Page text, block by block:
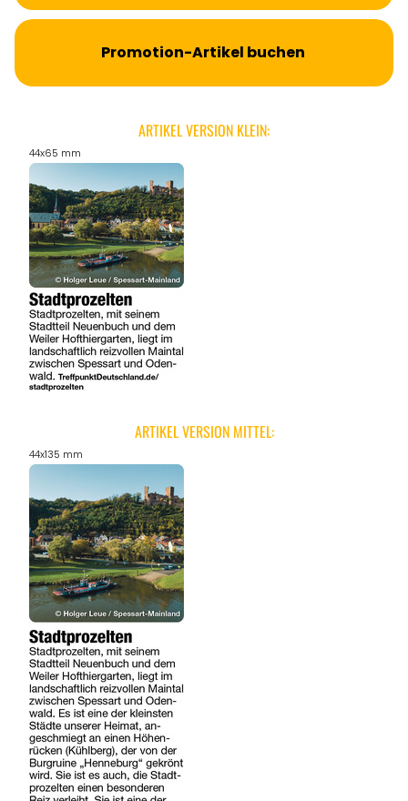
Promotion-Artikel buchen
ARTIKEL VERSION KLEIN:
44x65 mm
ARTIKEL VERSION MITTEL:
44x135 mm